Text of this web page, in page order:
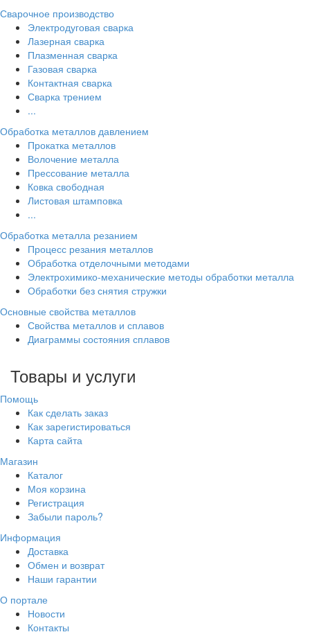
Сварочное производство
Электродуговая сварка
Лазерная сварка
Плазменная сварка
Газовая сварка
Контактная сварка
Сварка трением
...
Обработка металлов давлением
Прокатка металлов
Волочение металла
Прессование металла
Ковка свободная
Листовая штамповка
...
Обработка металла резанием
Процесс резания металлов
Обработка отделочными методами
Электрохимико-механические методы обработки металла
Обработки без снятия стружки
Основные свойства металлов
Свойства металлов и сплавов
Диаграммы состояния сплавов
Товары и услуги
Помощь
Как сделать заказ
Как зарегистироваться
Карта сайта
Магазин
Каталог
Моя корзина
Регистрация
Забыли пароль?
Информация
Доставка
Обмен и возврат
Наши гарантии
О портале
Новости
Контакты